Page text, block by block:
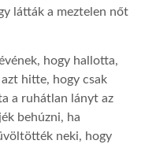
látták a meztelen nőt
hogy hallotta,
hitte, hogy csak
a ruhátlan lányt az
behúzni, ha
neki, hogy